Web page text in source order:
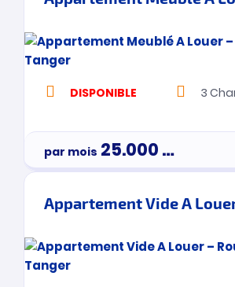
DISPONIBLE 3
par mois 25.000Dh